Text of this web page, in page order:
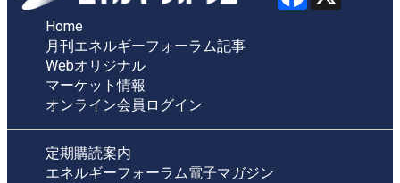
Home
月刊エネルギーフォーラム記事
Webオリジナル
マーケット情報
オンライン会員ログイン
定期購読案内
エネルギーフォーラム電子マガジン